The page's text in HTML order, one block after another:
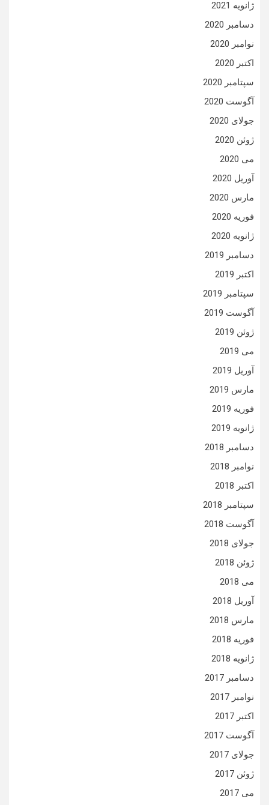
ژانویه 2021
دسامبر 2020
نوامبر 2020
اکتبر 2020
سپتامبر 2020
آگوست 2020
جولای 2020
ژوئن 2020
می 2020
آوریل 2020
مارس 2020
فوریه 2020
ژانویه 2020
دسامبر 2019
اکتبر 2019
سپتامبر 2019
آگوست 2019
ژوئن 2019
می 2019
آوریل 2019
مارس 2019
فوریه 2019
ژانویه 2019
دسامبر 2018
نوامبر 2018
اکتبر 2018
سپتامبر 2018
آگوست 2018
جولای 2018
ژوئن 2018
می 2018
آوریل 2018
مارس 2018
فوریه 2018
ژانویه 2018
دسامبر 2017
نوامبر 2017
اکتبر 2017
آگوست 2017
جولای 2017
ژوئن 2017
می 2017